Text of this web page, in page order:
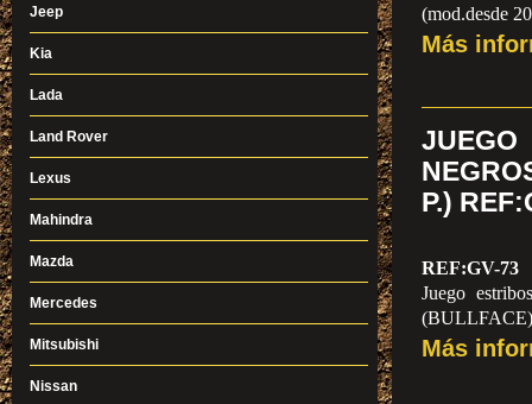
(mod.desde
Más
JUEGO
P.)
REF:GV-73
Juego
(BULLFACE)
Más
Jeep
Kia
Lada
Land Rover
Lexus
Mahindra
Mazda
Mercedes
Mitsubishi
Nissan